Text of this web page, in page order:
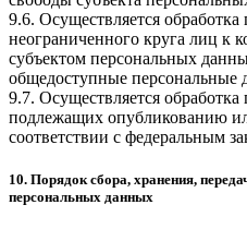
9.6. Осуществляется
неограниченного круга лиц к
субъектом персональных
общедоступные персональные
9.7. Осуществляется
подлежащих опубликованию
соответствии с федеральным
10. Порядок сбора, хранения,
персональных данных